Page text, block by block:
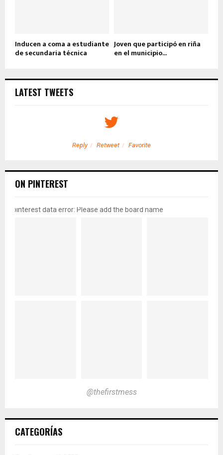
Inducen a coma a estudiante
de secundaria técnica
Joven que participó en riña
en el municipio...
LATEST TWEETS
Reply Retweet Favorite
ON PINTEREST
pinterest data error: Please add the board name
@thefirstmess
CATEGORÍAS